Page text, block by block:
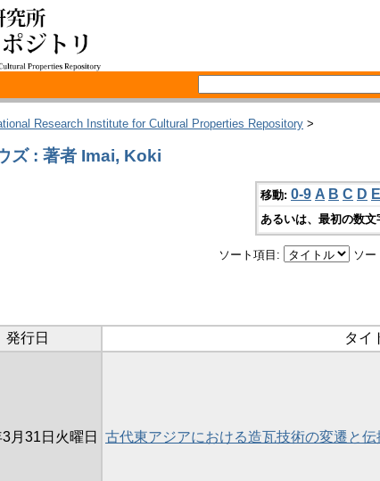
Research Institute for Cultural Properties Repository >
ズ : 著者 Imai, Koki
移動: 0-9 A B C D E
あるいは、最初の数
ソート項目: ソー
発行日 タイ
月31日火曜日 古代東アジアにおける造瓦技術の変遷と